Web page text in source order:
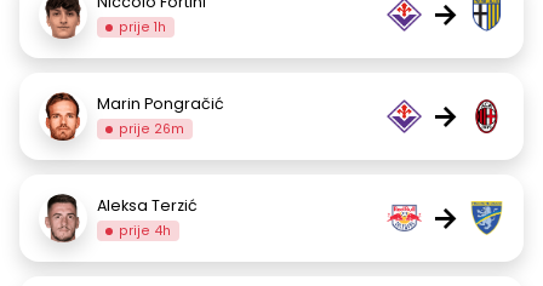
prije 1h →
Marin Pongračić
prije 26m →
Aleksa Terzić
prije 4h →